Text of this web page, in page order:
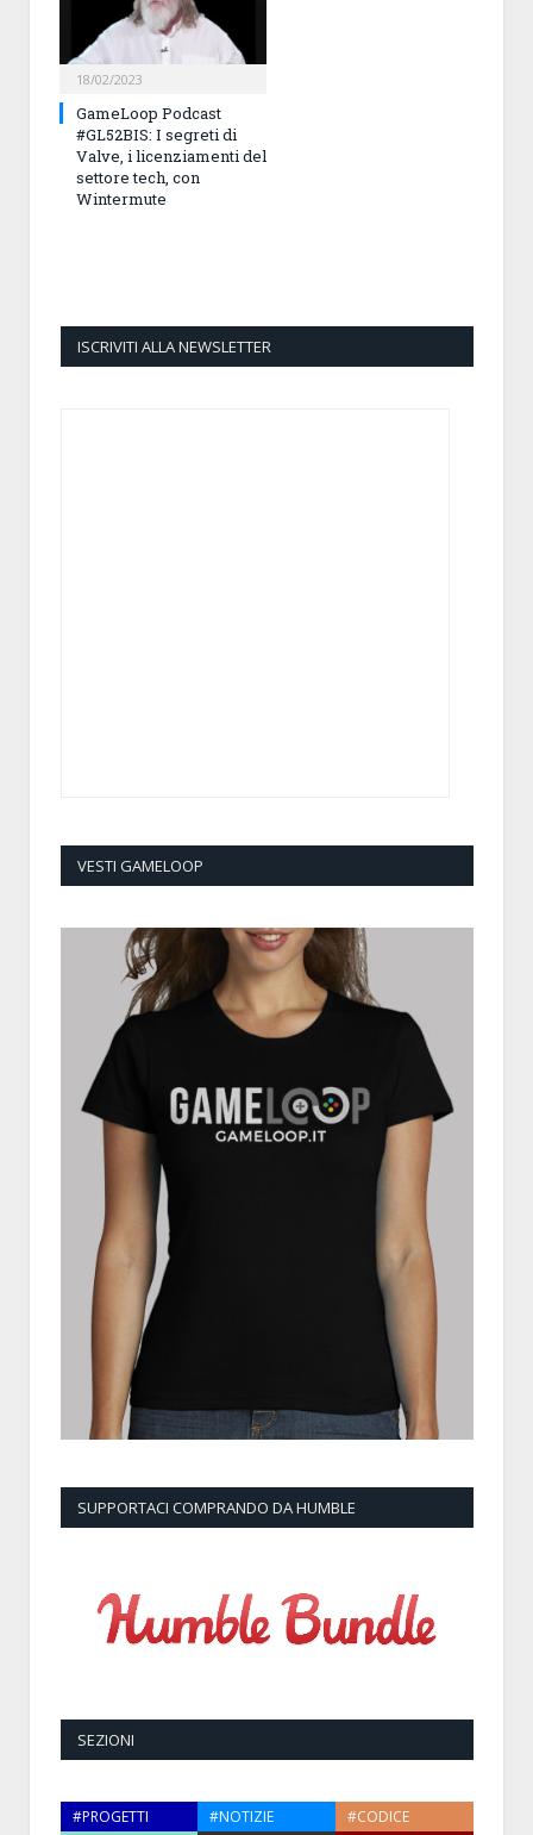
18/02/2023
GameLoop Podcast
#GL52BIS: I segreti di
Valve, i licenziamenti del
settore tech, con
Wintermute
ISCRIVITI ALLA NEWSLETTER
VESTI GAMELOOP
SUPPORTACI COMPRANDO DA HUMBLE
SEZIONI
#PROGETTI #NOTIZIE
#CODICE